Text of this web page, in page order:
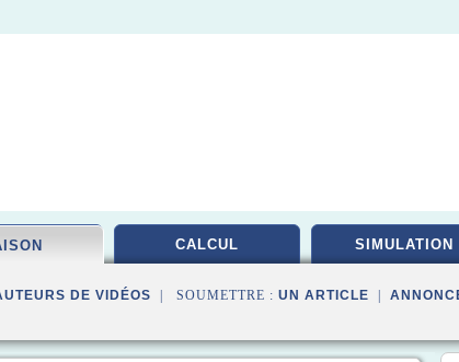
CALCUL SIMULATION
DE VIDÉOS | SOUMETTRE : UN ARTICLE